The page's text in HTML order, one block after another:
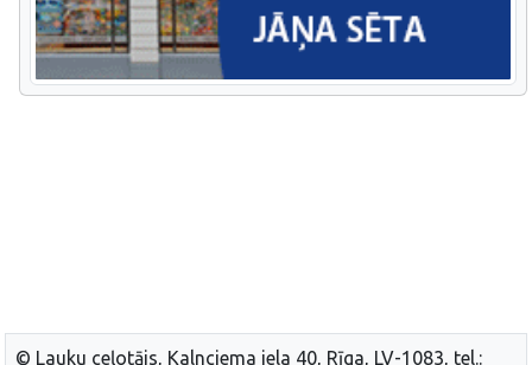
© Lauku ceļotājs, Kalnciema iela 40, Rīga, LV-1083, tel.: